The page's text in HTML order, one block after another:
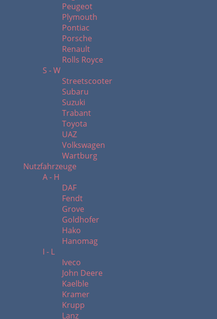
Peugeot
Plymouth
Pontiac
Porsche
Renault
Rolls Royce
S - W
Streetscooter
Subaru
Suzuki
Trabant
Toyota
UAZ
Volkswagen
Wartburg
Nutzfahrzeuge
A - H
DAF
Fendt
Grove
Goldhofer
Hako
Hanomag
I - L
Iveco
John Deere
Kaelble
Kramer
Krupp
Lanz